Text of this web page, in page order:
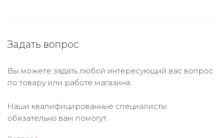
Задать вопрос
Вы можете задать любой интересующий вас вопрос
по товару или работе магазина.
Наши квалифицированные специалисты
обязательно вам помогут.